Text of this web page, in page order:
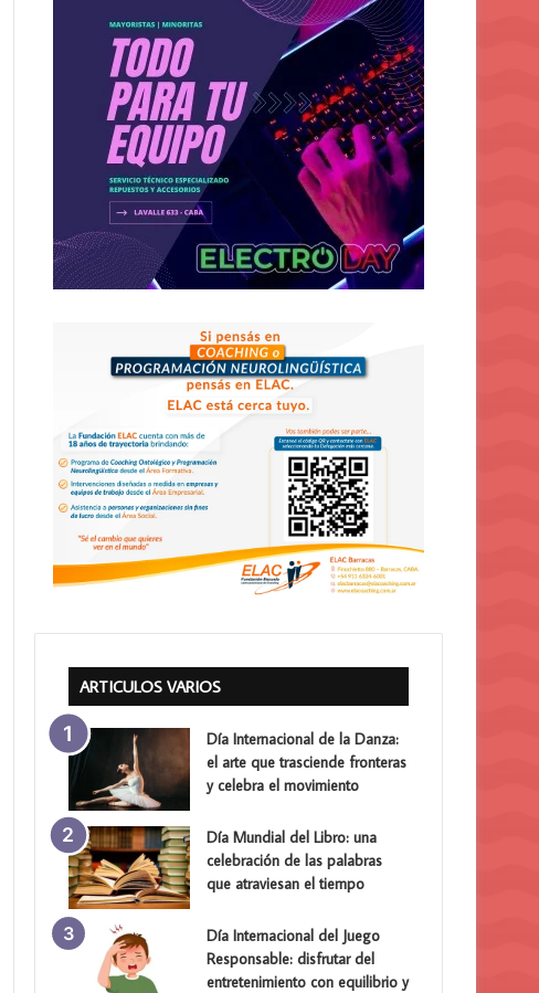
ARTICULOS VARIOS
Día Internacional de la Danza:
el arte que trasciende fronteras
y celebra el movimiento
Día Mundial del Libro: una
celebración de las palabras
que atraviesan el tiempo
Día Internacional del Juego
Responsable: disfrutar del
entretenimiento con equilibrio y